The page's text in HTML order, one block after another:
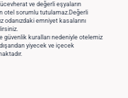
ve değerli eşyaların
otel sorumlu tutulamaz.Değerli
odanızdaki emniyet kasalarını
güvenlik kuralları nedeniyle otelemiz
yiyecek ve içecek